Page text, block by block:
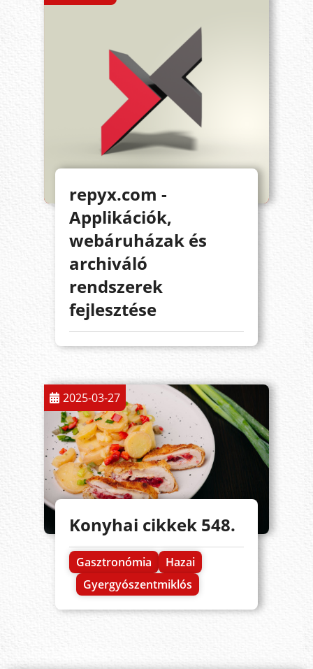
repyx.com -
Applikációk,
webáruházak és
archiváló
rendszerek
fejlesztése
2025-03-27
Konyhai cikkek 548.
Gasztronómia
Hazai
Gyergyószentmiklós